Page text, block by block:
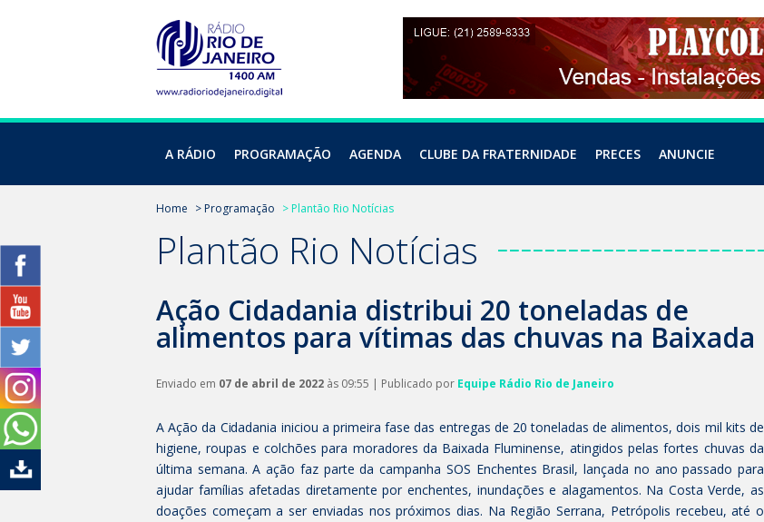
A RÁDIO PROGRAMAÇÃO AGENDA CLUBE DA FRATERNIDADE PRECES ANUNCIE
Home > Programação > Plantão Rio Notícias
Plantão Rio Notícias
Ação Cidadania distribui 20 toneladas de
alimentos para vítimas das chuvas na Baixada
Enviado em 07 de abril de 2022 às 09:55 | Publicado por Equipe Rádio Rio de Janeiro
A Ação da Cidadania iniciou a primeira fase das entregas de 20 toneladas de alimentos, dois mil kits de
higiene, roupas e colchões para moradores da Baixada Fluminense, atingidos pelas fortes chuvas da
última semana. A ação faz parte da campanha SOS Enchentes Brasil, lançada no ano passado para
ajudar famílias afetadas diretamente por enchentes, inundações e alagamentos. Na Costa Verde, as
doações começam a ser enviadas nos próximos dias. Na Região Serrana, Petrópolis recebeu, até o